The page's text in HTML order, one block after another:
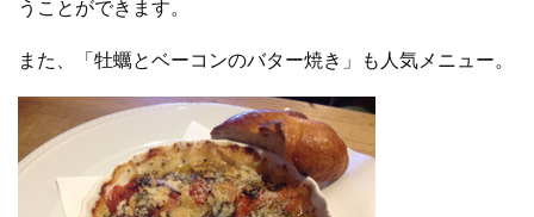
うことができます。
また、「牡蠣とベーコンのバター焼き」も人気メニュー。